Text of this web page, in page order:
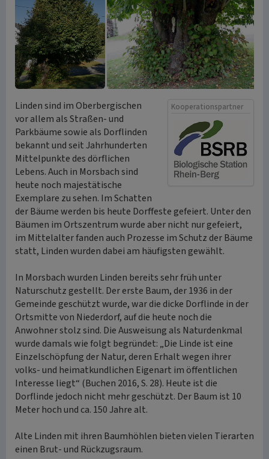
Kooperationspartner
Linden sind im Oberbergischen
vor allem als Straßen- und
Parkbäume sowie als Dorflinden
bekannt und seit Jahrhunderten
Mittelpunkte des dörflichen
Lebens. Auch in Morsbach sind
heute noch majestätische
Exemplare zu sehen. Im Schatten
der Bäume werden bis heute Dorffeste gefeiert. Unter den
Bäumen im Ortszentrum wurde aber nicht nur gefeiert,
im Mittelalter fanden auch Prozesse im Schutz der Bäume
statt, Linden wurden dabei am häufigsten gewählt.
In Morsbach wurden Linden bereits sehr früh unter
Naturschutz gestellt. Der erste Baum, der 1936 in der
Gemeinde geschützt wurde, war die dicke Dorflinde in der
Ortsmitte von Niederdorf, auf die heute noch die
Anwohner stolz sind. Die Ausweisung als Naturdenkmal
wurde damals wie folgt begründet: „Die Linde ist eine
Einzelschöpfung der Natur, deren Erhalt wegen ihrer
volks- und heimatkundlichen Eigenart im öffentlichen
Interesse liegt“ (Buchen 2016, S. 28). Heute ist die
Dorflinde jedoch nicht mehr geschützt. Der Baum ist 10
Meter hoch und ca. 150 Jahre alt.
Alte Linden mit ihren Baumhöhlen bieten vielen Tierarten
einen Brut- und Rückzugsraum.